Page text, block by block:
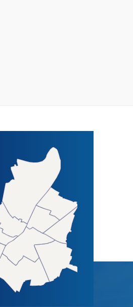
ASSOCIATIONS DE LA VILLE